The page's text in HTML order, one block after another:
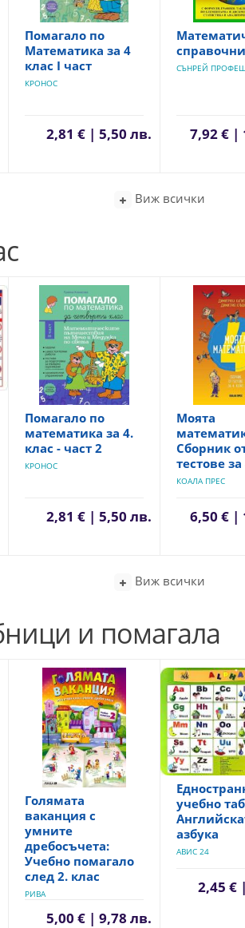
Помагало по
Математика за 4
клас I част
КРОНОС
2,81 € | 5,50 лв.
СЪНРЕЙ
7,92 € |
Виж всички
Помагало по
математика за 4.
клас - част 2
КРОНОС
2,81 € | 5,50 лв.
Моята
Сборник
тестове
КОАЛА ПРЕС
6,50 € |
Виж всички
и помагала
Голямата
ваканция с
умните
дребосъчета:
Учебно помагало
след 2. клас
РИВА
5,00 € | 9,78 лв.
учебно
азбука
АВИС 24
2,45 €